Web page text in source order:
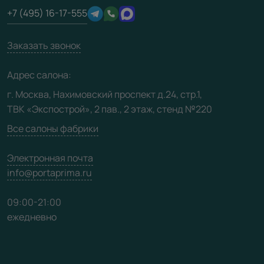
Техническая информация
Юридическая информация
Производство
Вакансии
Карта сайта
+7 (495) 16-17-555
Заказать звонок
Адрес салона:
г. Москва, Нахимовский проспект д.24, стр.1,
ТВК «Экспострой», 2 пав., 2 этаж, стенд №220
Все салоны фабрики
Электронная почта
info@portaprima.ru
09:00-21:00
ежедневно